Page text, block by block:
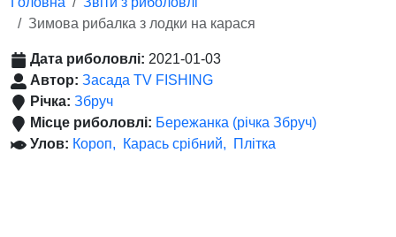
Зимова рибалка з лодки на карася
Дата риболовлі: 2021-01-03
Автор: Засада TV FISHING
Річка: Збруч
Місце риболовлі: Бережанка (річка Збруч)
Улов: Короп Карась срібний Плітка